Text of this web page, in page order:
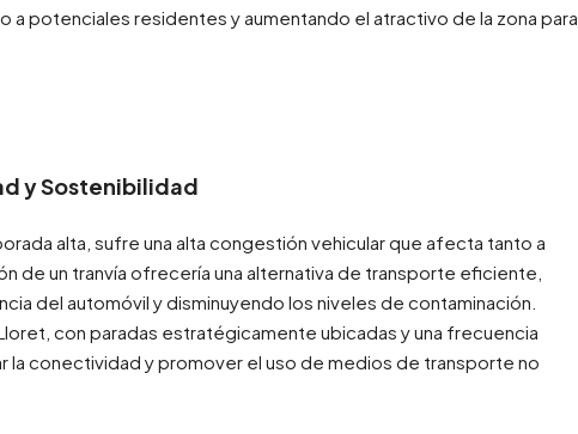
a potenciales residentes y aumentando el atractivo de la zona para
y Sostenibilidad
alta, sufre una alta congestión vehicular que afecta tanto a
de un tranvía ofrecería una alternativa de transporte eficiente,
del automóvil y disminuyendo los niveles de contaminación.
con paradas estratégicamente ubicadas y una frecuencia
la conectividad y promover el uso de medios de transporte no